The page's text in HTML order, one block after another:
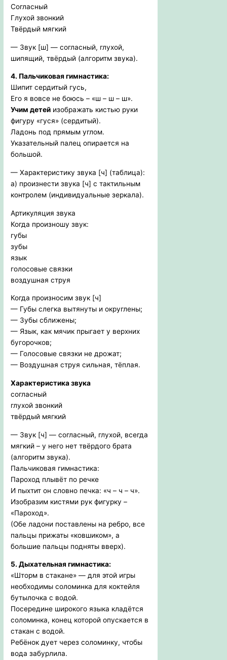
Согласный
Глухой звонкий
Твёрдый мягкий
— Звук [ш] — согласный, глухой,
шипящий, твёрдый (алгоритм звука).
4. Пальчиковая гимнастика:
Шипит сердитый гусь,
Его я вовсе не боюсь – «ш – ш – ш».
Учим детей изображать кистью руки
фигуру «гуся» (сердитый).
Ладонь под прямым углом.
Указательный палец опирается на
большой.
— Характеристику звука [ч] (таблица):
а) произнести звука [ч] с тактильным
контролем (индивидуальные зеркала).
Артикуляция звука
Когда произношу звук:
губы
зубы
язык
голосовые связки
воздушная струя
Когда произносим звук [ч]
— Губы слегка вытянуты и округлены;
— Зубы сближены;
— Язык, как мячик прыгает у верхних
бугорочков;
— Голосовые связки не дрожат;
— Воздушная струя сильная, тёплая.
Характеристика звука
согласный
глухой звонкий
твёрдый мягкий
— Звук [ч] — согласный, глухой, всегда
мягкий – у него нет твёрдого брата
(алгоритм звука).
Пальчиковая гимнастика:
Пароход плывёт по речке
И пыхтит он словно печка: «ч – ч – ч».
Изобразим кистями рук фигурку –
«Пароход».
(Обе ладони поставлены на ребро, все
пальцы прижаты «ковшиком», а
большие пальцы подняты вверх).
5. Дыхательная гимнастика:
«Шторм в стакане» — для этой игры
необходимы соломинка для коктейля
бутылочка с водой.
Посередине широкого языка кладётся
соломинка, конец которой опускается в
стакан с водой.
Ребёнок дует через соломинку, чтобы
вода забурлила.